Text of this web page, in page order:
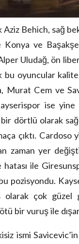
Behich, sağ
ve
Uludağ, ön
bu oyuncular
Cem ve
ise
dörtlü olarak
çıktı. Cardoso
zaman yer
ile
bu pozisyondu.
olarak çok güzel
bir vuruş ile
ismi